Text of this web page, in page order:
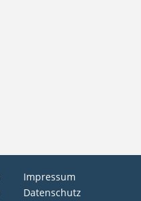
Impressum
Datenschutz